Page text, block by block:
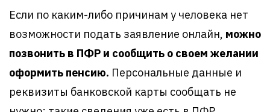
Если по каким-либо причинам у человека нет
возможности подать заявление онлайн, можно
позвонить в ПФР и сообщить о своем желании
оформить пенсию. Персональные данные и
реквизиты банковской карты сообщать не